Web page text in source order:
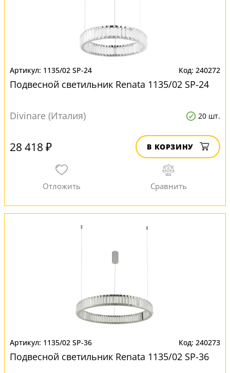
1135/02 SP-24 240272
Подвесной светильник Renata 1135/02 SP-24
Divinare (Италия) 20 шт.
28 418 ₽ В КОРЗИНУ
1135/02 SP-36 240273
Подвесной светильник Renata 1135/02 SP-36